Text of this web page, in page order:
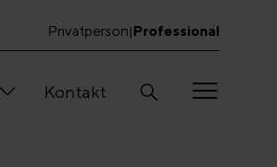
Professional
|
Privatperson
Kontakt